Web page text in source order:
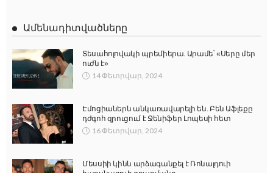
Ամենադիտվածները
Տեսահոլովակի պրեմիերա. Արամե՝ «Սերը մեր
ուժն է»
14 Փետրվար, 2024
Էմոցիաներն անկառավարելի են. Բեն Աֆլեքը
դժգոհ զրուցում է Ջենիֆեր Լոպեսի հետ
16 Փետրվար, 2024
Մեսսիի կինն արձագանքել է Ռոնալդուի